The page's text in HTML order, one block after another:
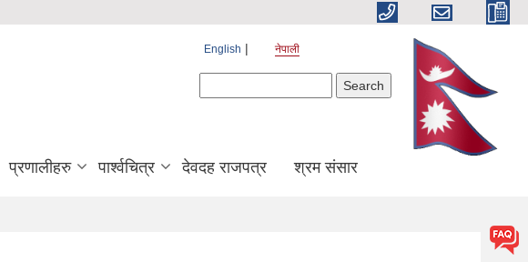
English नेपाली
प्रणालीहरु पार्श्वचित्र देवदह राजपत्र श्रम संसार